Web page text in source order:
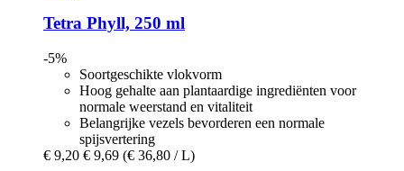
Tetra Phyll, 250 ml
-5%
Soortgeschikte vlokvorm
Hoog gehalte aan plantaardige ingrediënten voor
normale weerstand en vitaliteit
Belangrijke vezels bevorderen een normale
spijsvertering
€ 9,20 € 9,69 (€ 36,80 / L)